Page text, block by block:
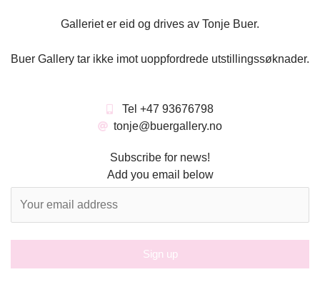
Galleriet er eid og drives av Tonje Buer.
Buer Gallery tar ikke imot uoppfordrede utstillingssøknader.
Tel +47 93676798
tonje@buergallery.no
Subscribe for news!
Add you email below